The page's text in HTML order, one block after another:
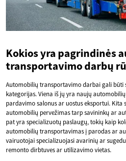
Kokios yra pagrindinės
transportavimo darbų
Automobilių transportavimo darbai gali būti
kategorijas. Viena iš jų yra naujų
pardavimo salonus ar uostus eksportui. Kita
automobilių pervežimas tarp savininkų ar
pat yra specializuotų paslaugų, tokių kaip
automobilių transportavimas į parodas ar
vairuotojai specializuojasi avarinių ar
remonto dirbtuves ar utilizavimo vietas.